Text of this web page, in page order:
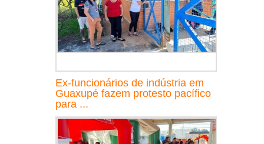
Ex-funcionários de indústria em
Guaxupé fazem protesto pacífico
para ...